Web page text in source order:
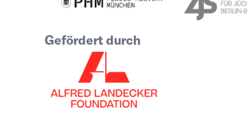
Gefördert durch